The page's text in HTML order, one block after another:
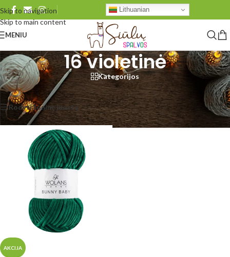
Skip to navigation
Skip to main content
Lithuanian
MENIU
16 violetinė
Kategorijos
Pradžia/Produkto Wolans Bunny Baby / 16 violetinė Rezultatų: 1
Rodyti šoninę juostą Rodyti 48 96 Visi
AKCIJA